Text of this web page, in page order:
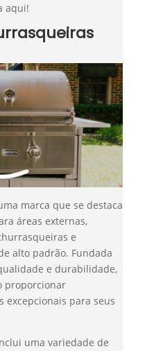
aqui!
marca que se destaca
áreas externas,
e
alto padrão. Fundada
e durabilidade,
proporcionar
excepcionais para seus
uma variedade de